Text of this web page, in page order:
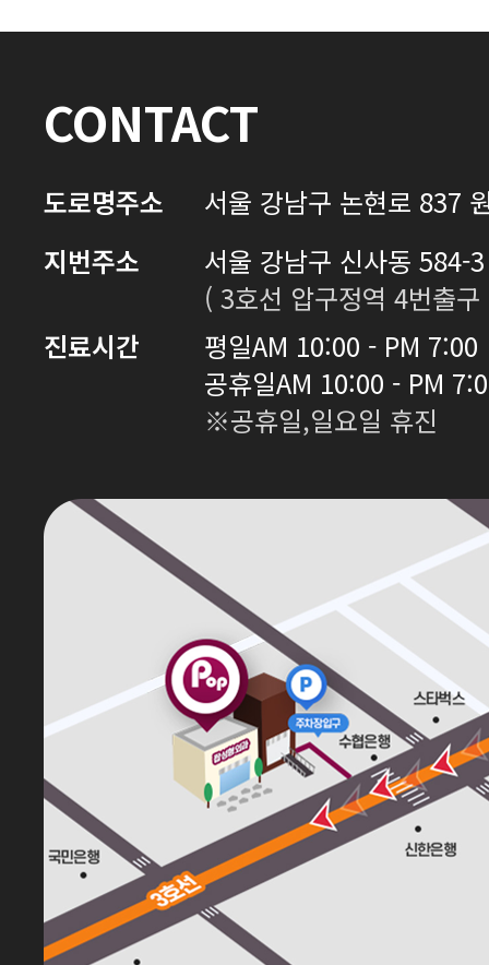
CONTACT
도로명주소
서울 강남구 논현로 837
지번주소
서울 강남구 신사동 584-
( 3호선 압구정역 4번출
진료시간
평일AM 10:00 - PM 7:00
공휴일AM 10:00 - PM
※공휴일,일요일 휴진